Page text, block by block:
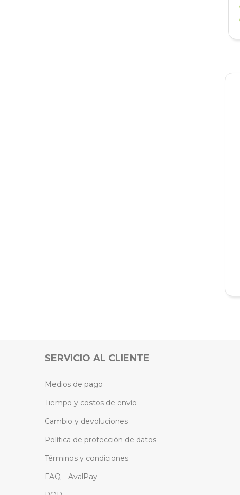
SERVICIO AL CLIENTE
Medios de pago
Tiempo y costos de envío
Cambio y devoluciones
Política de protección de datos
Términos y condiciones
FAQ – AvalPay